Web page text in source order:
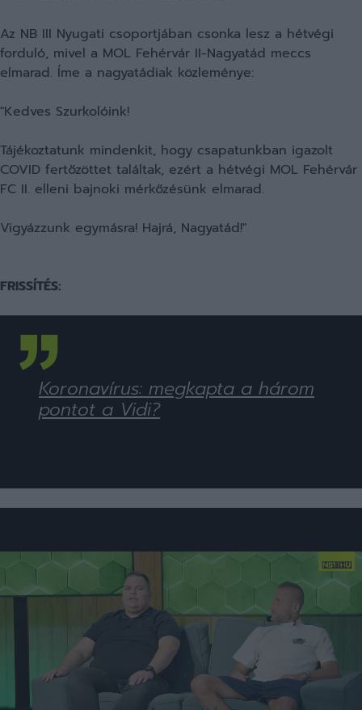
Az NB III Nyugati csoportjában csonka lesz a hétvégi
forduló, mivel a MOL Fehérvár II-Nagyatád meccs
elmarad. Íme a nagyatádiak közleménye:
"Kedves Szurkolóink!
Tájékoztatunk mindenkit, hogy csapatunkban igazolt
COVID fertőzöttet találtak, ezért a hétvégi MOL Fehérvár
FC II. elleni bajnoki mérkőzésünk elmarad.
Vigyázzunk egymásra! Hajrá, Nagyatád!"
FRISSÍTÉS:
Koronavírus: megkapta a három
pontot a Vidi?